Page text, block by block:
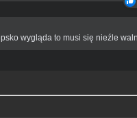
wygląda to musi się nieźle